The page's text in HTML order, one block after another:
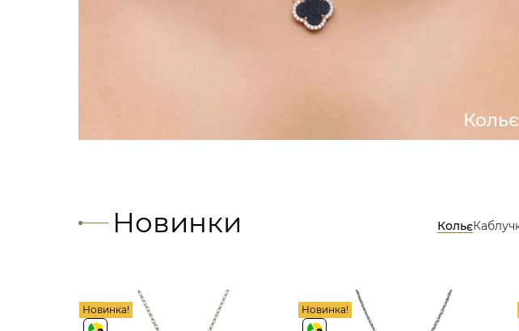
Кольє
Новинки Кольє
Новинка! Новинка!